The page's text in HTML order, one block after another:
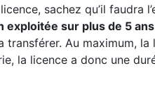
sachez qu’il faudra
exploitée sur plus de 5
transférer. Au maximum,
la licence a donc une